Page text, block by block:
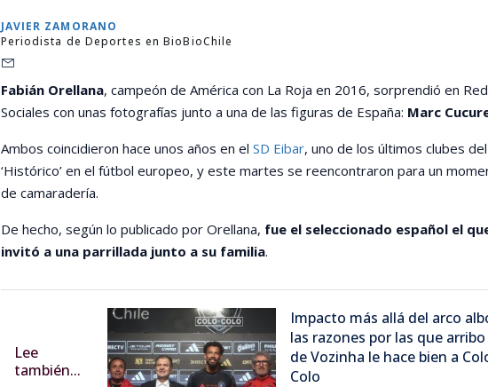
JAVIER ZAMORANO
Periodista de Deportes en BioBioChile
Fabián Orellana, campeón de América con La Roja en 2016, sorprendió en
Sociales con unas fotografías junto a una de las figuras de España: Marc
Ambos coincidieron hace unos años en el SD Eibar, uno de los últimos clubes del
‘Histórico’ en el fútbol europeo, y este martes se reencontraron para un
de camaradería.
De hecho, según lo publicado por Orellana, fue el seleccionado español el
invitó a una parrillada junto a su familia.
Lee
también...
Impacto más allá del arco
las razones por las que arribo
de Vozinha le hace bien a
Colo